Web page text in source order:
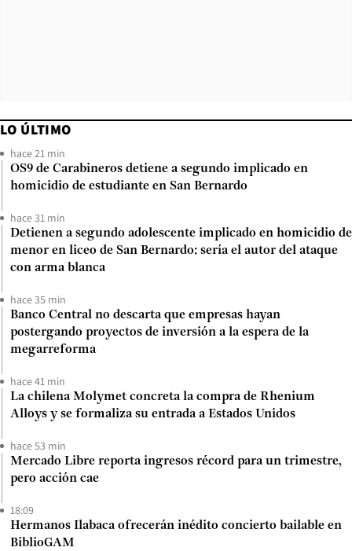
LO ÚLTIMO
hace 21 min
OS9 de Carabineros detiene a segundo implicado en
homicidio de estudiante en San Bernardo
hace 31 min
Detienen a segundo adolescente implicado en homicidio de
menor en liceo de San Bernardo: sería el autor del ataque
con arma blanca
hace 35 min
Banco Central no descarta que empresas hayan
postergando proyectos de inversión a la espera de la
megarreforma
hace 41 min
La chilena Molymet concreta la compra de Rhenium
Alloys y se formaliza su entrada a Estados Unidos
hace 53 min
Mercado Libre reporta ingresos récord para un trimestre,
pero acción cae
18:09
Hermanos Ilabaca ofrecerán inédito concierto bailable en
BiblioGAM